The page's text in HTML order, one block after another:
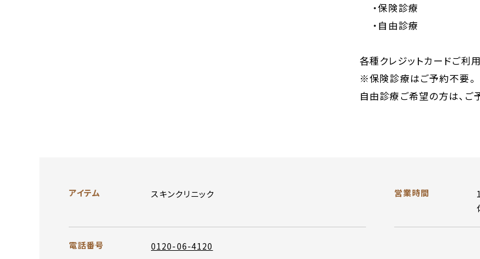
・保険診療
・自由診療
各種クレジットカードご利
※保険診療はご予約不要。
自由診療ご希望の方は、ご
アイテム スキンクリニック 営業時間
電話番号 0120-06-4120